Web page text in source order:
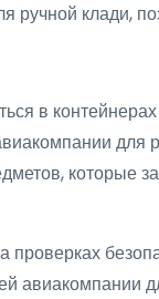
ручной клади,
в
для
которые
авиакомпании